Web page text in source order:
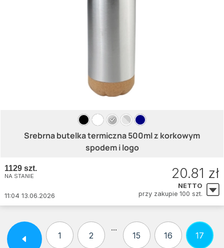
Srebrna butelka termiczna 500ml z korkowym
spodem i logo
1129 szt.
NA STANIE
11:04 13.06.2026
20.81 zł
NETTO
przy zakupie 100 szt.
1 2
...
15 16 17